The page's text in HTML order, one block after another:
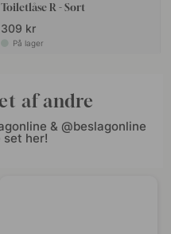
Toiletlåse R - Sort
309 kr
På lager
af andre
& @beslagonline
her!